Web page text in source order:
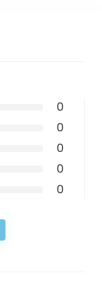
0
0
0
0
0